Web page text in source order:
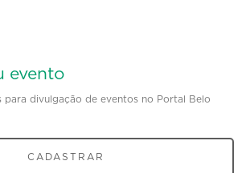
evento
para divulgação de eventos no Portal Belo
CADASTRAR